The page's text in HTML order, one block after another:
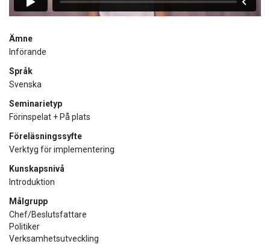
Ämne
Införande
Språk
Svenska
Seminarietyp
Förinspelat + På plats
Föreläsningssyfte
Verktyg för implementering
Kunskapsnivå
Introduktion
Målgrupp
Chef/Beslutsfattare
Politiker
Verksamhetsutveckling